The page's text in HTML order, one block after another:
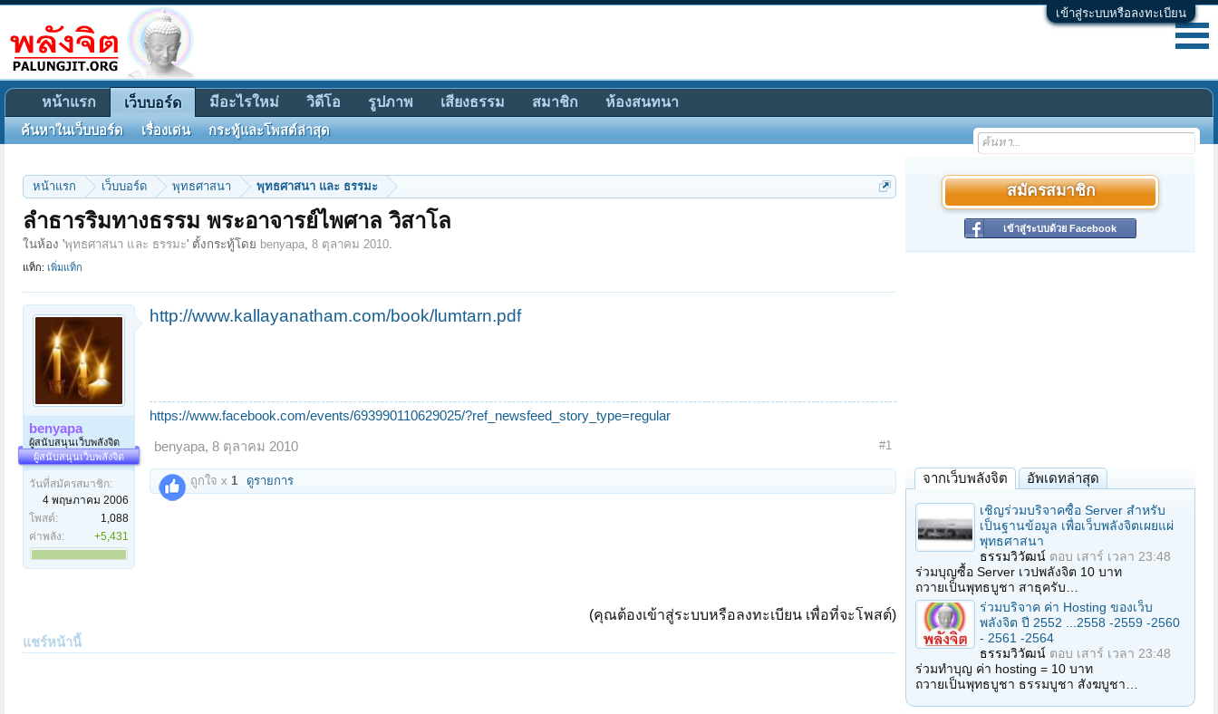
เข้าสู่ระบบหรือลงทะเบียน
หน้าแรก เว็บบอร์ด พุทธศาสนา พุทธศาสนา และ ธรรมะ
ลำธารริมทางธรรม พระอาจารย์ไพศาล วิสาโล
ในห้อง 'พุทธศาสนา และ ธรรมะ' ตั้งกระทู้โดย benyapa, 8 ตุลาคม 2010.
แท็ก: เพิ่มแท็ก
benyapa
ผู้สนับสนุนเว็บพลังจิต
ผู้สนับสนุนเว็บพลังจิต
วันที่สมัครสมาชิก:
4 พฤษภาคม 2006
โพสต์:
1,088
ค่าพลัง:
+5,431
http://www.kallayanatham.com/book/lumtarn.pdf
https://www.facebook.com/events/693990110629025/?ref_newsfeed_story_type=regular
benyapa, 8 ตุลาคม 2010 #1
ถูกใจ x 1 ดูรายการ
(คุณต้องเข้าสู่ระบบหรือลงทะเบียน เพื่อที่จะโพสต์)
แชร์หน้านี้
สมัครสมาชิก
เข้าสู่ระบบด้วย Facebook
จากเว็บพลังจิต อัพเดทล่าสุด
เชิญร่วมบริจาคซื้อ Server สำหรับ
เป็นฐานข้อมูล เพื่อเว็บพลังจิตเผยแผ่
พุทธศาสนา
ธรรมวิวัฒน์ ตอบ เสาร์ เวลา 23:48
ร่วมบุญซื้อ Server เวปพลังจิต 10 บาท
ถวายเป็นพุทธบูชา สาธุครับ…
ร่วมบริจาค ค่า Hosting ของเว็บ
พลังจิต ปี 2552 ...2558 -2559 -2560
- 2561 -2564
ธรรมวิวัฒน์ ตอบ เสาร์ เวลา 23:48
ร่วมทำบุญ ค่า hosting = 10 บาท
ถวายเป็นพุทธบูชา ธรรมบูชา สังฆบูชา…
หน้าแรก เว็บบอร์ด
ค้นหาในเว็บบอร์ด เรื่องเด่น กระทู้และโพสต์ล่าสุด
มีอะไรใหม่ วิดีโอ รูปภาพ เสียงธรรม สมาชิก ห้องสนทนา